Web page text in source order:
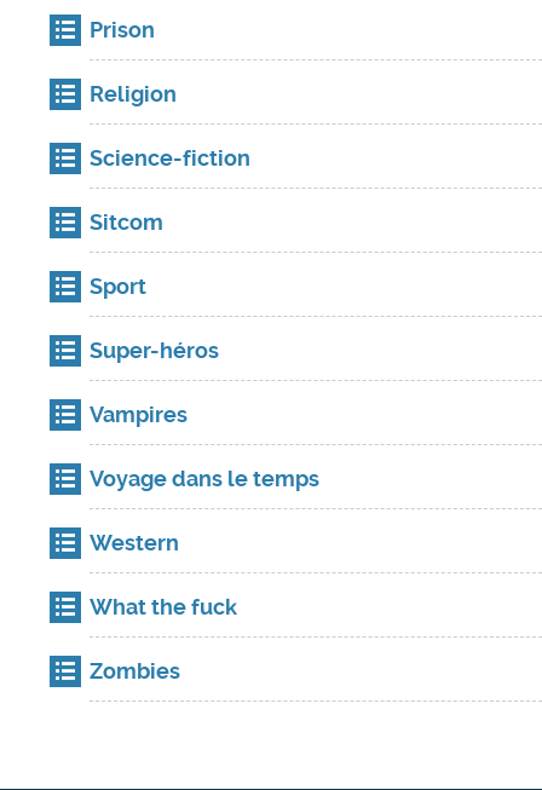
Prison
Religion
Science-fiction
Sitcom
Sport
Super-héros
Vampires
Voyage dans le temps
Western
What the fuck
Zombies